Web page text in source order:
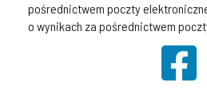
pośrednictwem poczty
o wynikach za pośrednictwem